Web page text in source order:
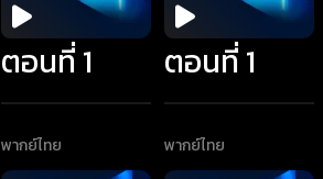
ตอนที่ 1
พากย์ไทย
ตอนที่ 1
พากย์ไทย